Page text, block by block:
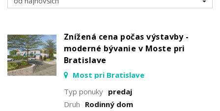
Znížená cena počas výstavby -
moderné bývanie v Moste pri
Bratislave
Most pri Bratislave
Typ ponuky predaj
Druh Rodinný dom